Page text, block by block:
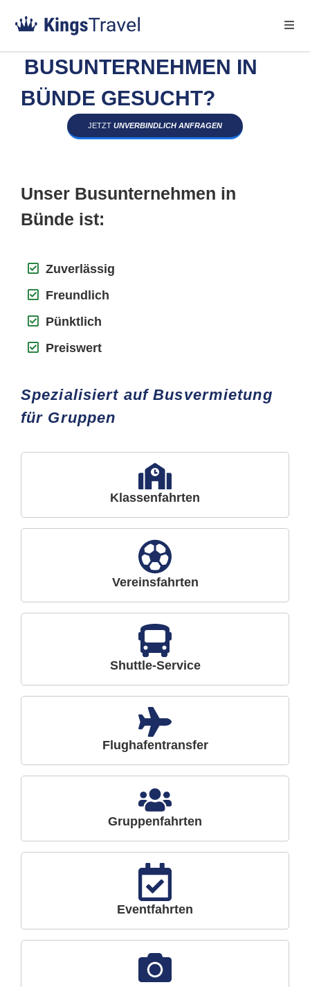
BUSUNTERNEHMEN IN
BÜNDE GESUCHT?
JETZT UNVERBINDLICH ANFRAGEN
Unser Busunternehmen in
Bünde ist:
Zuverlässig
Freundlich
Pünktlich
Preiswert
Spezialisiert auf Busvermietung
für Gruppen
Klassenfahrten
Vereinsfahrten
Shuttle-Service
Flughafentransfer
Gruppenfahrten
Eventfahrten